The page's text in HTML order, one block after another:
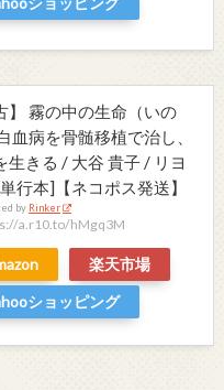
】 霧の中の生命（いの
血病を骨髄移植で治し、
生きる / 大谷 貴子 / リヨ
行本]【ネコポス発送】
by Rinker
a.r10.to/hMgq3M
楽天市場
ショッピング